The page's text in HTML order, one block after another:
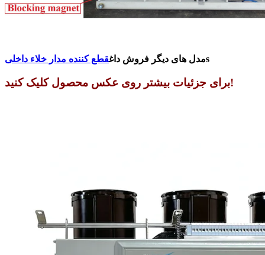
مدل های دیگر فروش داغقطع کننده مدار خلاء داخلی s
برای جزئیات بیشتر روی عکس محصول کلیک کنید!